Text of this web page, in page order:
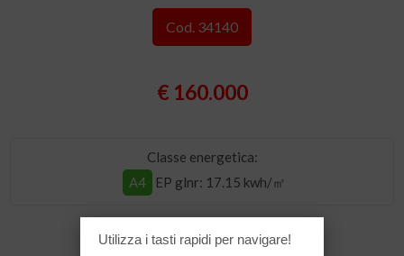
Cod. 34140
€ 160.000
Classe energetica:
A4
EP glnr: 17.15 kwh/㎡
Utilizza i tasti rapidi per navigare!